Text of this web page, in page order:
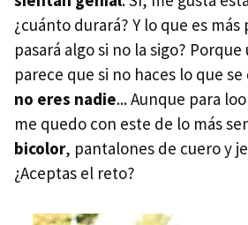
¿cuánto durará? Y lo que es
pasará algo si no la sigo?
parece que si no haces lo que
no eres nadie... Aunque para
me quedo con este de lo más
bicolor, pantalones de cuero y
¿Aceptas el reto?